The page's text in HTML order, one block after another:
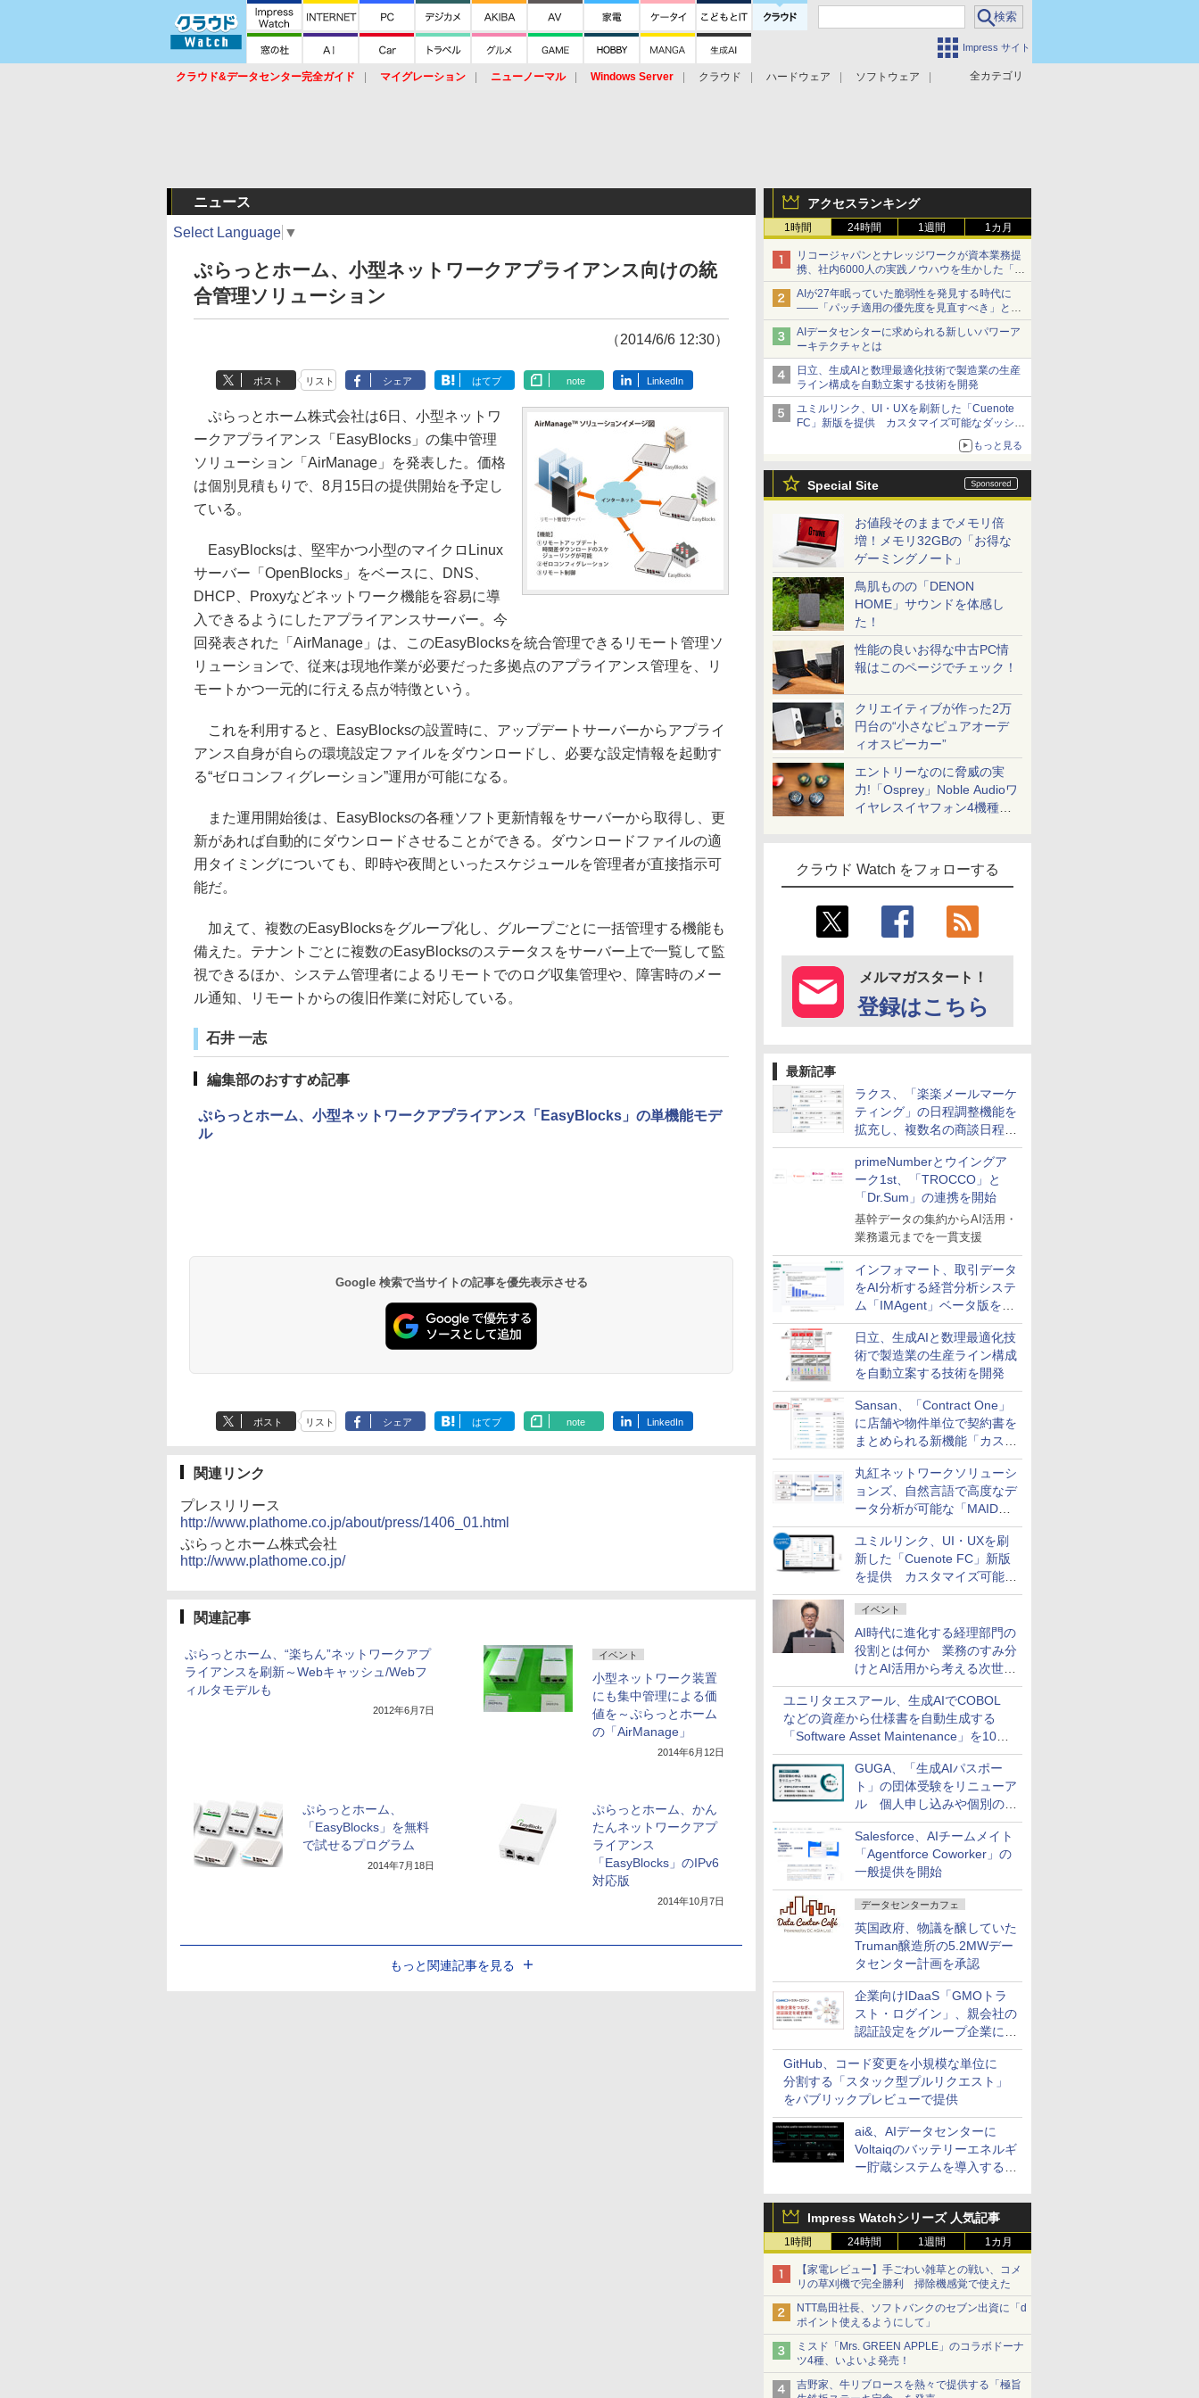
Impress サイト
全カテゴリ
クラウド&データセンター完全ガイド マイグレーション ニューノーマル Windows Server クラウド ハードウェア
ソフトウェア
アクセスランキング
1時間 24時間 1週間 1カ月
リコージャパンとナレッジワークが資本業務提
携、社内6000人の実践ノウハウを生かした「AI
商談記録 for RICOH」を展開へ
AIが27年眠っていた脆弱性を発見する時代に
――「パッチ適用の優先度を見直すべき」とセ
キュリティ専門家
AIデータセンターに求められる新しいパワーア
ーキテクチャとは
日立、生成AIと数理最適化技術で製造業の生産
ライン構成を自動立案する技術を開発
ユミルリンク、UI・UXを刷新した「Cuenote
FC」新版を提供 カスタマイズ可能なダッシュ
もっと見る
Special Site
お値段そのままでメモリ倍
増！メモリ32GBの「お得な
ゲーミングノート」
鳥肌ものの「DENON
HOME」サウンドを体感し
た！
性能の良いお得な中古PC情
報はこのページでチェック！
クリエイティブが作った2万
円台の“小さなピュアオーデ
ィオスピーカー”
エントリーなのに脅威の実
力!「Osprey」Noble Audioワ
イヤレスイヤフォン4機種を
クラウド Watch をフォローする
メルマガスタート！
登録はこちら
最新記事
ラクス、「楽楽メールマーケ
ティング」の日程調整機能を
拡充し、複数名の商談日程調
整を効率化
primeNumberとウイングア
ーク1st、「TROCCO」と
「Dr.Sum」の連携を開始
基幹データの集約からAI活用・
業務還元までを一貫支援
インフォマート、取引データ
をAI分析する経営分析システ
ム「IMAgent」ベータ版を提
供
日立、生成AIと数理最適化技
術で製造業の生産ライン構成
を自動立案する技術を開発
Sansan、「Contract One」
に店舗や物件単位で契約書を
まとめられる新機能「カスタ
ム契約ツリー」を追加
丸紅ネットワークソリューシ
ョンズ、自然言語で高度なデ
ータ分析が可能な「MAIDOA
AI ASSIST」を9月より提供
ユミルリンク、UI・UXを刷
新した「Cuenote FC」新版
を提供 カスタマイズ可能な
ダッシュボード画面を搭載
イベント
AI時代に進化する経理部門の
役割とは何か 業務のすみ分
けとAI活用から考える次世代
ファイナンス戦略
ユニリタエスアール、生成AIでCOBOL
などの資産から仕様書を自動生成する
「Software Asset Maintenance」を10月
に発売
GUGA、「生成AIパスポー
ト」の団体受験をリニューア
ル 個人申し込みや個別の支
払いなどに対応
Salesforce、AIチームメイト
「Agentforce Coworker」の
一般提供を開始
データセンターカフェ
英国政府、物議を醸していた
Truman醸造所の5.2MWデー
タセンター計画を承認
企業向けIDaaS「GMOトラ
スト・ログイン」、親会社の
認証設定をグループ企業に展
開できる新機能を提供
GitHub、コード変更を小規模な単位に
分割する「スタック型プルリクエスト」
をパブリックプレビューで提供
ai&、AIデータセンターに
Voltaiqのバッテリーエネルギ
ー貯蔵システムを導入する計
Impress Watchシリーズ 人気記事
1時間 24時間 1週間 1カ月
【家電レビュー】手ごわい雑草との戦い、コメ
リの草刈機で完全勝利 掃除機感覚で使えた
NTT島田社長、ソフトバンクのセブン出資に「d
ポイント使えるようにして」
ミスド「Mrs. GREEN APPLE」のコラボドーナ
ツ4種、いよいよ発売！
吉野家、牛リブロースを熱々で提供する「極旨
ニュース
Select Language ▼
ぷらっとホーム、小型ネットワークアプライアンス向けの統
合管理ソリューション
（2014/6/6 12:30）
ポスト リスト シェア はてブ note LinkedIn
ぷらっとホーム株式会社は6日、小型ネットワ
ークアプライアンス「EasyBlocks」の集中管理
ソリューション「AirManage」を発表した。価格
は個別見積もりで、8月15日の提供開始を予定し
ている。
EasyBlocksは、堅牢かつ小型のマイクロLinux
サーバー「OpenBlocks」をベースに、DNS、
DHCP、Proxyなどネットワーク機能を容易に導
入できるようにしたアプライアンスサーバー。今
回発表された「AirManage」は、このEasyBlocksを統合管理できるリモート管理ソ
リューションで、従来は現地作業が必要だった多拠点のアプライアンス管理を、リ
モートかつ一元的に行える点が特徴という。
これを利用すると、EasyBlocksの設置時に、アップデートサーバーからアプライ
アンス自身が自らの環境設定ファイルをダウンロードし、必要な設定情報を起動す
る“ゼロコンフィグレーション”運用が可能になる。
また運用開始後は、EasyBlocksの各種ソフト更新情報をサーバーから取得し、更
新があれば自動的にダウンロードさせることができる。ダウンロードファイルの適
用タイミングについても、即時や夜間といったスケジュールを管理者が直接指示可
能だ。
加えて、複数のEasyBlocksをグループ化し、グループごとに一括管理する機能も
備えた。テナントごとに複数のEasyBlocksのステータスをサーバー上で一覧して監
視できるほか、システム管理者によるリモートでのログ収集管理や、障害時のメー
ル通知、リモートからの復旧作業に対応している。
石井 一志
編集部のおすすめ記事
ぷらっとホーム、小型ネットワークアプライアンス「EasyBlocks」の単機能モデ
ル
Google 検索で当サイトの記事を優先表示させる
ポスト リスト シェア はてブ note LinkedIn
関連リンク
プレスリリース
http://www.plathome.co.jp/about/press/1406_01.html
ぷらっとホーム株式会社
http://www.plathome.co.jp/
関連記事
ぷらっとホーム、“楽ちん”ネットワークアプ
ライアンスを刷新～Webキャッシュ/Webフ
ィルタモデルも
2012年6月7日
イベント
小型ネットワーク装置
にも集中管理による価
値を～ぷらっとホーム
の「AirManage」
2014年6月12日
ぷらっとホーム、
「EasyBlocks」を無料
で試せるプログラム
2014年7月18日
ぷらっとホーム、かん
たんネットワークアプ
ライアンス
「EasyBlocks」のIPv6
対応版
2014年10月7日
もっと関連記事を見る